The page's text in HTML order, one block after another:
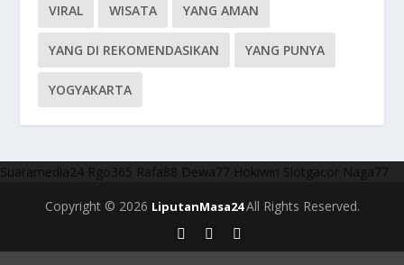
VIRAL WISATA YANG AMAN
YANG DI REKOMENDASIKAN YANG PUNYA
YOGYAKARTA
Suaramedia24 Rgo365 Rafa88 Dewa77 Hokiwin Slotgacor Naga77
Copyright © 2026 LiputanMasa24All Rights Reserved.